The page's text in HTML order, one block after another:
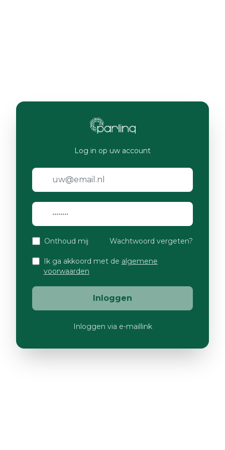
Log in op uw account
Onthoud mij Wachtwoord vergeten?
Ik ga akkoord met de algemene
voorwaarden
Inloggen
Inloggen via e-maillink